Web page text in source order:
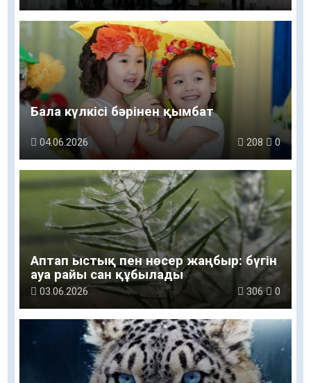
Бала күлкісі бәрінен қымбат
04.06.2026 208 0
Аптап ыстық пен нөсер жаңбыр: бүгін
ауа райы сан құбылады
03.06.2026 306 0